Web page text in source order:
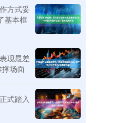
方式妥
基本框
现最差
场面
式踏入